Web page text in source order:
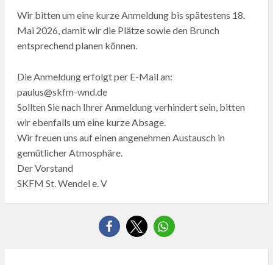
Wir bitten um eine kurze Anmeldung bis spätestens 18.
Mai 2026, damit wir die Plätze sowie den Brunch
entsprechend planen können.
Die Anmeldung erfolgt per E-Mail an:
paulus@skfm-wnd.de
Sollten Sie nach Ihrer Anmeldung verhindert sein, bitten
wir ebenfalls um eine kurze Absage.
Wir freuen uns auf einen angenehmen Austausch in
gemütlicher Atmosphäre.
Der Vorstand
SKFM St. Wendel e. V